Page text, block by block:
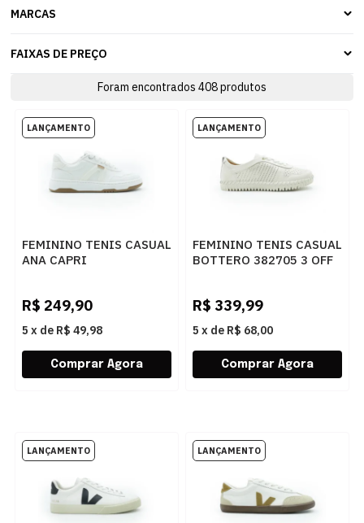
MARCAS
FAIXAS DE PREÇO
Foram encontrados 408produtos
FEMININO TENIS CASUAL
ANA CAPRI
R$ 249,90
5 x de R$ 49,98
FEMININO TENIS CASUAL
BOTTERO 382705 3 OFF
R$ 339,99
5 x de R$ 68,00